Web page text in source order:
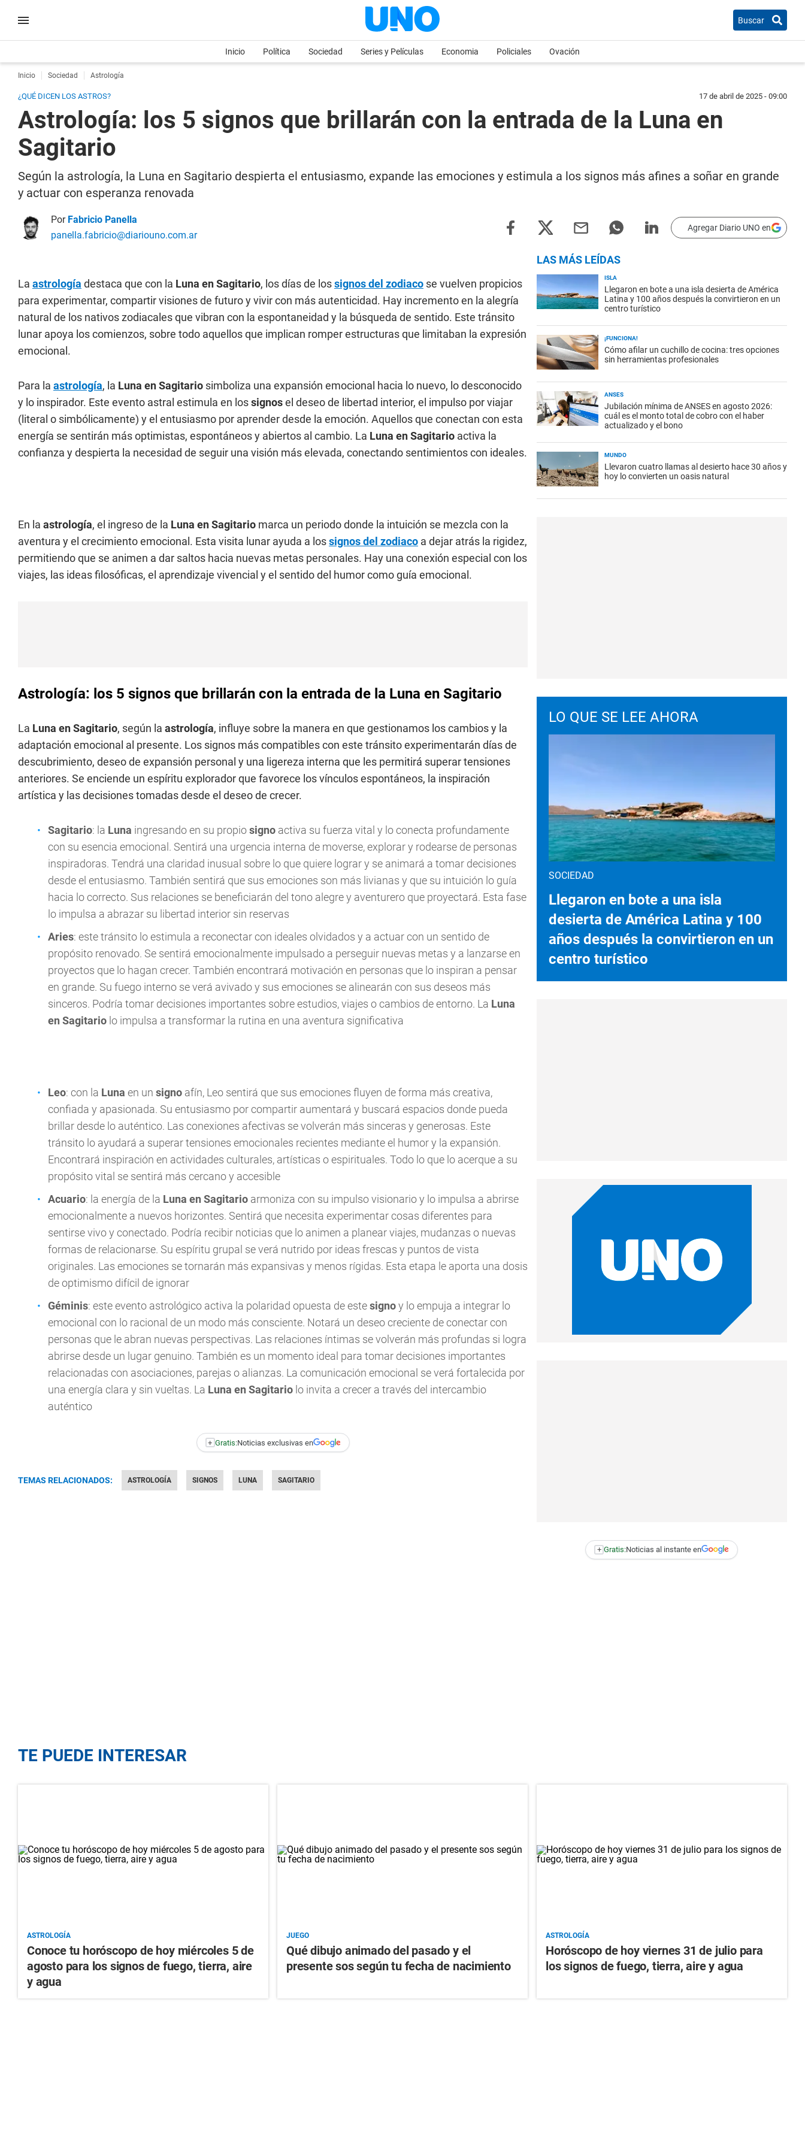
Buscar
Inicio Política Sociedad Series y Películas Economia Policiales Ovación
Inicio Sociedad Astrología
¿QUÉ DICEN LOS ASTROS? 17 de abril de 2025 - 09:00
Astrología: los 5 signos que brillarán con la entrada de la Luna en
Sagitario
Según la astrología, la Luna en Sagitario despierta el entusiasmo, expande las emociones y estimula a los signos más afines a soñar en grande
y actuar con esperanza renovada
Por Fabricio Panella
panella.fabricio@diariouno.com.ar
Agregar Diario UNO en
La astrología destaca que con la Luna en Sagitario, los días de lossignos del zodiaco se vuelven propicios
para experimentar, compartir visiones de futuro y vivir con más autenticidad. Hay incremento en la alegría
natural de los nativos zodiacales que vibran con la espontaneidad y la búsqueda de sentido. Este tránsito
lunar apoya los comienzos, sobre todo aquellos que implican romper estructuras que limitaban la expresión
emocional.
Para la astrología, la Luna en Sagitario simboliza una expansión emocional hacia lo nuevo, lo desconocido
y lo inspirador. Este evento astral estimula en lossignosel deseo de libertad interior, el impulso por viajar
(literal o simbólicamente) y el entusiasmo por aprender desde la emoción. Aquellos que conectan con esta
energía se sentirán más optimistas, espontáneos y abiertos al cambio. La Luna en Sagitario activa la
confianza y despierta la necesidad de seguir una visión más elevada, conectando sentimientos con ideales.
En la astrología, el ingreso de la Luna en Sagitario marca un periodo donde la intuición se mezcla con la
aventura y el crecimiento emocional. Esta visita lunar ayuda a lossignos del zodiaco a dejar atrás la rigidez,
permitiendo que se animen a dar saltos hacia nuevas metas personales. Hay una conexión especial con los
viajes, las ideas filosóficas, el aprendizaje vivencial y el sentido del humor como guía emocional.
Astrología: los 5 signos que brillarán con la entrada de la Luna en Sagitario
La Luna en Sagitario, según la astrología, influye sobre la manera en que gestionamos los cambios y la
adaptación emocional al presente. Los signos más compatibles con este tránsito experimentarán días de
descubrimiento, deseo de expansión personal y una ligereza interna que les permitirá superar tensiones
anteriores. Se enciende un espíritu explorador que favorece los vínculos espontáneos, la inspiración
artística y las decisiones tomadas desde el deseo de crecer.
Sagitario: la Luna ingresando en su propiosigno activa su fuerza vital y lo conecta profundamente
con su esencia emocional. Sentirá una urgencia interna de moverse, explorar y rodearse de personas
inspiradoras. Tendrá una claridad inusual sobre lo que quiere lograr y se animará a tomar decisiones
desde el entusiasmo. También sentirá que sus emociones son más livianas y que su intuición lo guía
hacia lo correcto. Sus relaciones se beneficiarán del tono alegre y aventurero que proyectará. Esta fase
lo impulsa a abrazar su libertad interior sin reservas
Aries: este tránsito lo estimula a reconectar con ideales olvidados y a actuar con un sentido de
propósito renovado. Se sentirá emocionalmente impulsado a perseguir nuevas metas y a lanzarse en
proyectos que lo hagan crecer. También encontrará motivación en personas que lo inspiran a pensar
en grande. Su fuego interno se verá avivado y sus emociones se alinearán con sus deseos más
sinceros. Podría tomar decisiones importantes sobre estudios, viajes o cambios de entorno. La Luna
en Sagitario lo impulsa a transformar la rutina en una aventura significativa
Leo: con la Luna en un signo afín, Leo sentirá que sus emociones fluyen de forma más creativa,
confiada y apasionada. Su entusiasmo por compartir aumentará y buscará espacios donde pueda
brillar desde lo auténtico. Las conexiones afectivas se volverán más sinceras y generosas. Este
tránsito lo ayudará a superar tensiones emocionales recientes mediante el humor y la expansión.
Encontrará inspiración en actividades culturales, artísticas o espirituales. Todo lo que lo acerque a su
propósito vital se sentirá más cercano y accesible
Acuario: la energía de la Luna en Sagitario armoniza con su impulso visionario y lo impulsa a abrirse
emocionalmente a nuevos horizontes. Sentirá que necesita experimentar cosas diferentes para
sentirse vivo y conectado. Podría recibir noticias que lo animen a planear viajes, mudanzas o nuevas
formas de relacionarse. Su espíritu grupal se verá nutrido por ideas frescas y puntos de vista
originales. Las emociones se tornarán más expansivas y menos rígidas. Esta etapa le aporta una dosis
de optimismo difícil de ignorar
Géminis: este evento astrológico activa la polaridad opuesta de estesignoy lo empuja a integrar lo
emocional con lo racional de un modo más consciente. Notará un deseo creciente de conectar con
personas que le abran nuevas perspectivas. Las relaciones íntimas se volverán más profundas si logra
abrirse desde un lugar genuino. También es un momento ideal para tomar decisiones importantes
relacionadas con asociaciones, parejas o alianzas. La comunicación emocional se verá fortalecida por
una energía clara y sin vueltas. La Luna en Sagitario lo invita a crecer a través del intercambio
auténtico
+ Gratis:Noticias exclusivas en
TEMAS RELACIONADOS: ASTROLOGÍA SIGNOS LUNA SAGITARIO
LAS MÁS LEÍDAS
ISLA
Llegaron en bote a una isla desierta de América
Latina y 100 años después la convirtieron en un
centro turístico
¡FUNCIONA!
Cómo afilar un cuchillo de cocina: tres opciones
sin herramientas profesionales
ANSES
Jubilación mínima de ANSES en agosto 2026:
cuál es el monto total de cobro con el haber
actualizado y el bono
MUNDO
Llevaron cuatro llamas al desierto hace 30 años y
hoy lo convierten un oasis natural
LO QUE SE LEE AHORA
SOCIEDAD
Llegaron en bote a una isla
desierta de América Latina y 100
años después la convirtieron en un
centro turístico
+ Gratis:Noticias al instante en
TE PUEDE INTERESAR
ASTROLOGÍA
Conoce tu horóscopo de hoy miércoles 5 de
agosto para los signos de fuego, tierra, aire
y agua
JUEGO
Qué dibujo animado del pasado y el
presente sos según tu fecha de nacimiento
ASTROLOGÍA
Horóscopo de hoy viernes 31 de julio para
los signos de fuego, tierra, aire y agua